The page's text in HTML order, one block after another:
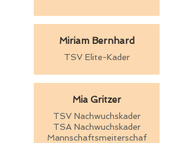
Miriam Bernhard
TSV Elite-Kader
Mia Gritzer
TSV Nachwuchskader
TSA Nachwuchskader
Mannschaftsmeiterschaf